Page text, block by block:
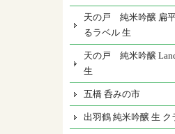
天の戸 純米吟醸 扁平
るラベル 生
天の戸 純米吟醸
生
五橋 呑みの市
出羽鶴 純米吟醸 生 ク